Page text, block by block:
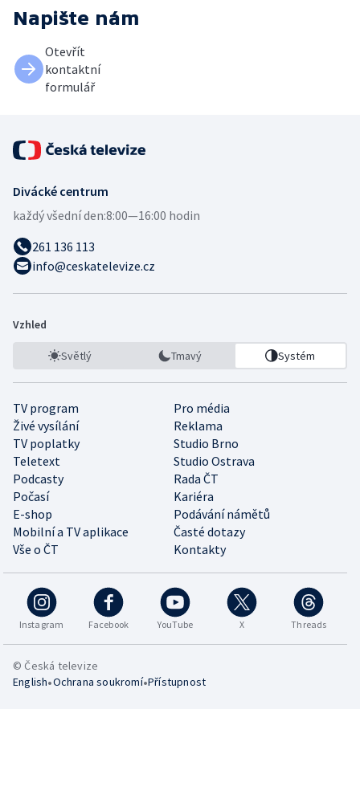
Napište nám
Otevřít
kontaktní
formulář
Divácké centrum
každý všední den:8:00—16:00 hodin
261 136 113
info@ceskatelevize.cz
Vzhled
Světlý Tmavý Systém
TV program
Pro média
Živé vysílání
Reklama
TV poplatky
Studio Brno
Teletext
Studio Ostrava
Podcasty
Rada ČT
Počasí
Kariéra
E-shop
Podávání námětů
Mobilní a TV aplikace
Časté dotazy
Vše o ČT
Kontakty
Instagram Facebook YouTube X Threads
© Česká televize
English•Ochrana soukromí•Přístupnost